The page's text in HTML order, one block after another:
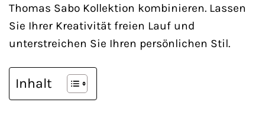
Thomas Sabo Kollektion kombinieren. Lassen
Sie Ihrer Kreativität freien Lauf und
unterstreichen Sie Ihren persönlichen Stil.
Inhalt